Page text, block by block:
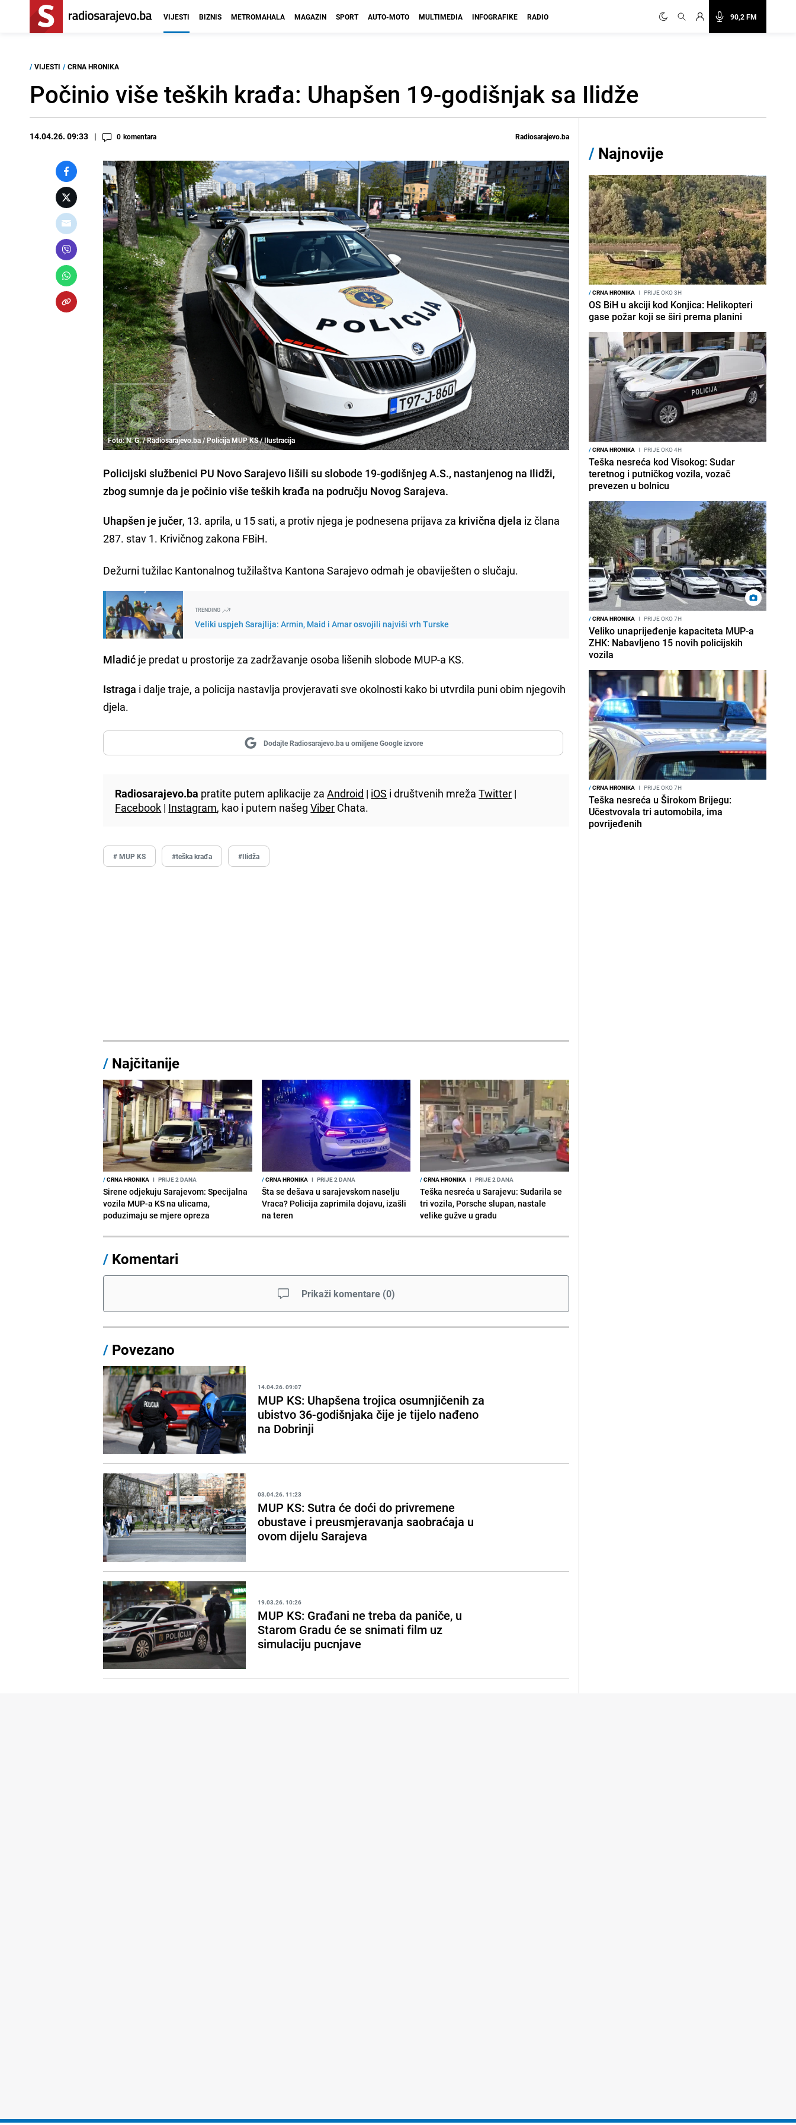
90,2 FM
VIJESTI BIZNIS METROMAHALA MAGAZIN SPORT AUTO-MOTO MULTIMEDIA INFOGRAFIKE RADIO
/ VIJESTI / CRNA HRONIKA
Počinio više teških krađa: Uhapšen 19-godišnjak sa Ilidže
14.04.26. 09:33 0 komentara Radiosarajevo.ba
Foto: N. G. / Radiosarajevo.ba / Policija MUP KS / Ilustracija
Policijski službenici PU Novo Sarajevo lišili su slobode 19-godišnjeg A.S., nastanjenog na Ilidži,
zbog sumnje da je počinio više teških krađa na području Novog Sarajeva.
Uhapšen je jučer, 13. aprila, u 15 sati, a protiv njega je podnesena prijava za krivična djela iz člana
287. stav 1. Krivičnog zakona FBiH.
Dežurni tužilac Kantonalnog tužilaštva Kantona Sarajevo odmah je obaviješten o slučaju.
TRENDING
Veliki uspjeh Sarajlija: Armin, Maid i Amar osvojili najviši vrh Turske
Mladić je predat u prostorije za zadržavanje osoba lišenih slobode MUP-a KS.
Istraga i dalje traje, a policija nastavlja provjeravati sve okolnosti kako bi utvrdila puni obim njegovih
djela.
Dodajte Radiosarajevo.ba u omiljene Google izvore
Radiosarajevo.ba pratite putem aplikacije zaAndroid | iOS i društvenih mrežaTwitter |
Facebook | Instagram, kao i putem našegViber Chata.
# MUP KS #teška krađa #Ilidža
/ Najčitanije
/CRNA HRONIKA I PRIJE 2 DANA
Sirene odjekuju Sarajevom: Specijalna
vozila MUP-a KS na ulicama,
poduzimaju se mjere opreza
/CRNA HRONIKA I PRIJE 2 DANA
Šta se dešava u sarajevskom naselju
Vraca? Policija zaprimila dojavu, izašli
na teren
/CRNA HRONIKA I PRIJE 2 DANA
Teška nesreća u Sarajevu: Sudarila se
tri vozila, Porsche slupan, nastale
velike gužve u gradu
/ Komentari
Prikaži komentare (0)
/ Povezano
14.04.26. 09:07
MUP KS: Uhapšena trojica osumnjičenih za
ubistvo 36-godišnjaka čije je tijelo nađeno
na Dobrinji
03.04.26. 11:23
MUP KS: Sutra će doći do privremene
obustave i preusmjeravanja saobraćaja u
ovom dijelu Sarajeva
19.03.26. 10:26
MUP KS: Građani ne treba da paniče, u
Starom Gradu će se snimati film uz
simulaciju pucnjave
/ Najnovije
/CRNA HRONIKA I PRIJE OKO 3H
OS BiH u akciji kod Konjica: Helikopteri
gase požar koji se širi prema planini
/CRNA HRONIKA I PRIJE OKO 4H
Teška nesreća kod Visokog: Sudar
teretnog i putničkog vozila, vozač
prevezen u bolnicu
/CRNA HRONIKA I PRIJE OKO 7H
Veliko unaprijeđenje kapaciteta MUP-a
ZHK: Nabavljeno 15 novih policijskih
vozila
/CRNA HRONIKA I PRIJE OKO 7H
Teška nesreća u Širokom Brijegu:
Učestvovala tri automobila, ima
povrijeđenih